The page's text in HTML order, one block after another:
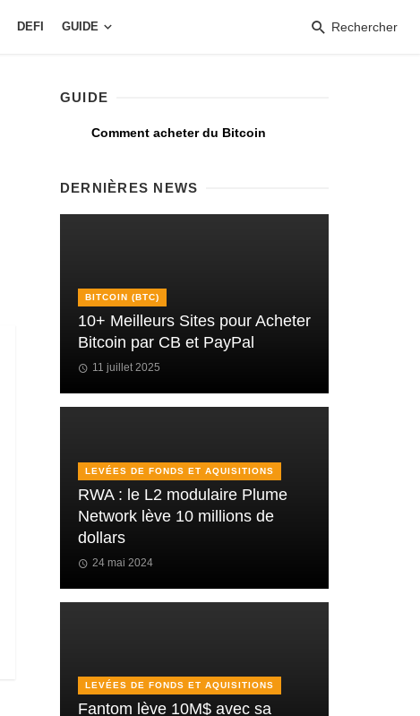
DEFI GUIDE Rechercher
GUIDE
Comment acheter du Bitcoin
DERNIÈRES NEWS
BITCOIN (BTC)
10+ Meilleurs Sites pour Acheter
Bitcoin par CB et PayPal
11 juillet 2025
LEVÉES DE FONDS ET AQUISITIONS
RWA : le L2 modulaire Plume
Network lève 10 millions de
dollars
24 mai 2024
LEVÉES DE FONDS ET AQUISITIONS
Fantom lève 10M$ avec sa